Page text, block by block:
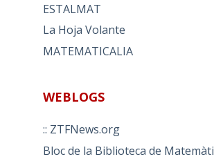
ESTALMAT
La Hoja Volante
MATEMATICALIA
WEBLOGS
:: ZTFNews.org
Bloc de la Biblioteca de